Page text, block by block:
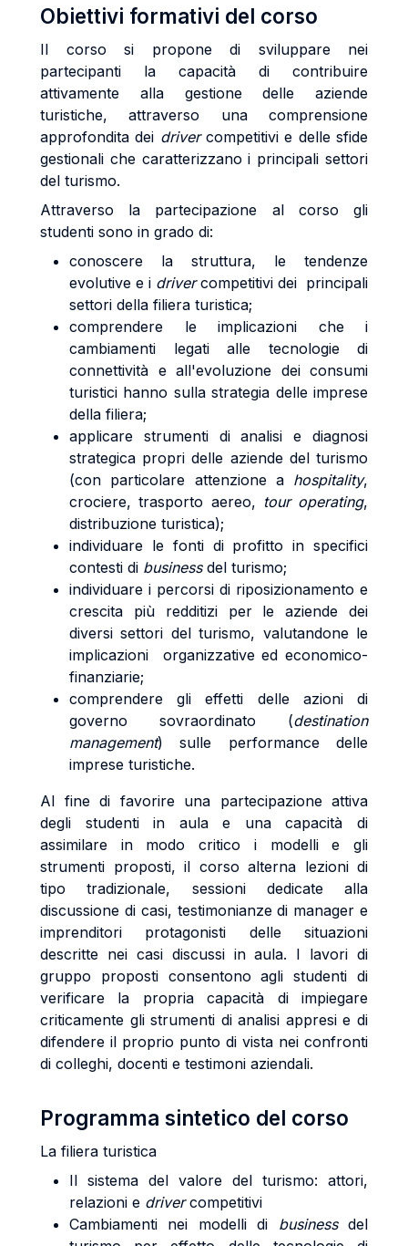
Obiettivi formativi del corso
Il corso si propone di sviluppare nei
partecipanti la capacità di contribuire
attivamente alla gestione delle aziende
turistiche, attraverso una comprensione
approfondita dei drivercompetitivi e delle sfide
gestionali che caratterizzano i principali settori
del turismo.
Attraverso la partecipazione al corso gli
studenti sono in grado di:
conoscere la struttura, le tendenze
evolutive e i drivercompetitivi dei principali
settori della filiera turistica;
comprendere le implicazioni che i
cambiamenti legati alle tecnologie di
connettività e all'evoluzione dei consumi
turistici hanno sulla strategia delle imprese
della filiera;
applicare strumenti di analisi e diagnosi
strategica propri delle aziende del turismo
(con particolare attenzione a hospitality,
crociere, trasporto aereo, tour operating,
distribuzione turistica);
individuare le fonti di profitto in specifici
contesti di business del turismo;
individuare i percorsi di riposizionamento e
crescita più redditizi per le aziende dei
diversi settori del turismo, valutandone le
implicazioni organizzative ed economico-
finanziarie;
comprendere gli effetti delle azioni di
governo sovraordinato (destination
management) sulle performance delle
imprese turistiche.
Al fine di favorire una partecipazione attiva
degli studenti in aula e una capacità di
assimilare in modo critico i modelli e gli
strumenti proposti, il corso alterna lezioni di
tipo tradizionale, sessioni dedicate alla
discussione di casi, testimonianze di manager e
imprenditori protagonisti delle situazioni
descritte nei casi discussi in aula. I lavori di
gruppo proposti consentono agli studenti di
verificare la propria capacità di impiegare
criticamente gli strumenti di analisi appresi e di
difendere il proprio punto di vista nei confronti
di colleghi, docenti e testimoni aziendali.
Programma sintetico del corso
La filiera turistica
Il sistema del valore del turismo: attori,
relazioni e drivercompetitivi
Cambiamenti nei modelli di businessdel